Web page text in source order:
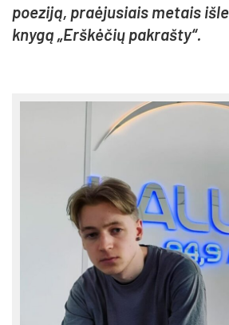
poe­zi­ją, praė­ju­siais me­tais
kny­gą „Erš­kė­čių pa­kraš­ty“.